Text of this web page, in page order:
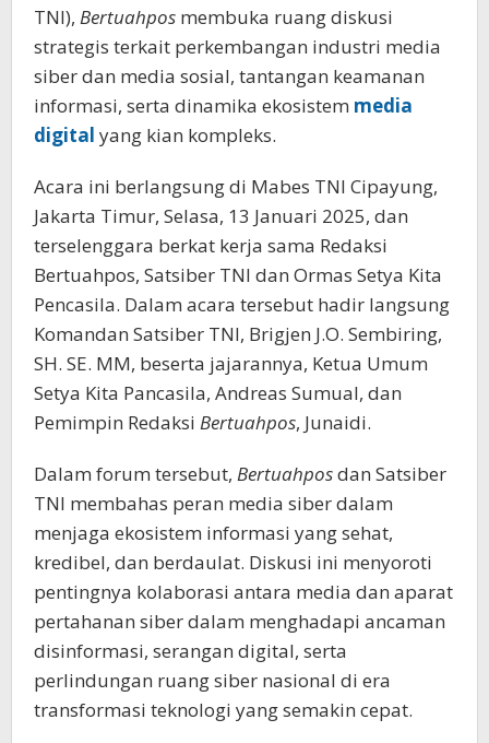
TNI), Bertuahpos membuka ruang diskusi
strategis terkait perkembangan industri media
siber dan media sosial, tantangan keamanan
informasi, serta dinamika ekosistem media
digital yang kian kompleks.
Acara ini berlangsung di Mabes TNI Cipayung,
Jakarta Timur, Selasa, 13 Januari 2025, dan
terselenggara berkat kerja sama Redaksi
Bertuahpos, Satsiber TNI dan Ormas Setya Kita
Pencasila. Dalam acara tersebut hadir langsung
Komandan Satsiber TNI, Brigjen J.O. Sembiring,
SH. SE. MM, beserta jajarannya, Ketua Umum
Setya Kita Pancasila, Andreas Sumual, dan
Pemimpin Redaksi Bertuahpos, Junaidi.
Dalam forum tersebut, Bertuahposdan Satsiber
TNI membahas peran media siber dalam
menjaga ekosistem informasi yang sehat,
kredibel, dan berdaulat. Diskusi ini menyoroti
pentingnya kolaborasi antara media dan aparat
pertahanan siber dalam menghadapi ancaman
disinformasi, serangan digital, serta
perlindungan ruang siber nasional di era
transformasi teknologi yang semakin cepat.